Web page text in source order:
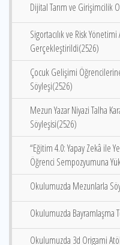
Dijital Tarım ve Girişimcilik
Sigortacılık ve Risk
Gerçekleştirildi(2526)
Çocuk Gelişimi
Söyleşi(2526)
Mezun Yazar Niyazi Talha
Söyleşisi(2526)
“Eğitim 4.0: Yapay Zekâ ile
Öğrenci Sempozyumuna
Okulumuzda Mezunlarla
Okulumuzda Bayramlaşma
Okulumuzda 3d Origami